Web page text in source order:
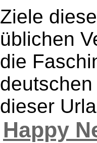
Ziele
üblichen
die
dieser
Happy